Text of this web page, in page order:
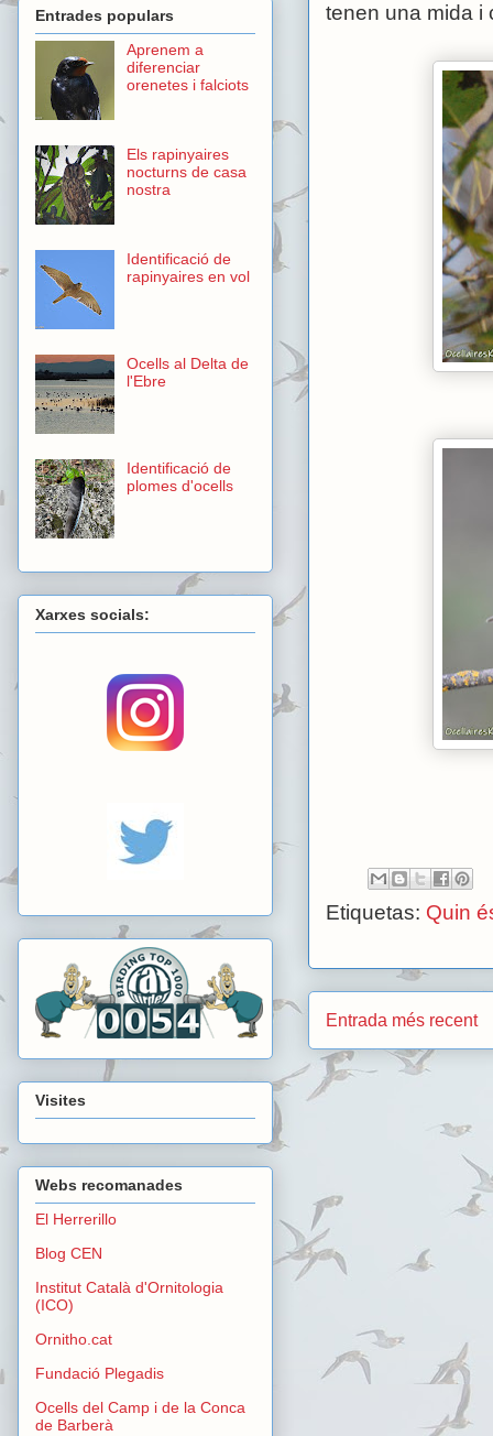
tenen una mida i
Etiquetas: Quin
Entrada més recent
Entrades populars
Aprenem a
diferenciar
orenetes i falciots
Els rapinyaires
nocturns de casa
nostra
Identificació de
rapinyaires en vol
Ocells al Delta de
l'Ebre
Identificació de
plomes d'ocells
Xarxes socials:
Visites
Webs recomanades
El Herrerillo
Blog CEN
Institut Català d'Ornitologia
(ICO)
Ornitho.cat
Fundació Plegadis
Ocells del Camp i de la Conca
de Barberà